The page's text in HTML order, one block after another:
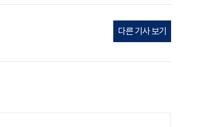
다른 기사 보기